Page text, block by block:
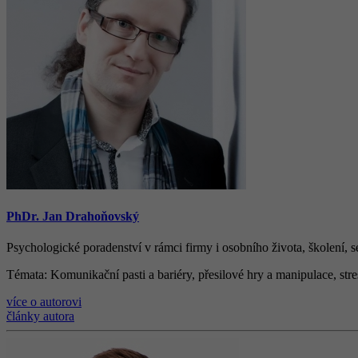
PhDr. Jan Drahoňovský
Psychologické poradenství v rámci firmy i osobního života, školení,
Témata: Komunikační pasti a bariéry, přesilové hry a manipulace,
více o autorovi
články autora